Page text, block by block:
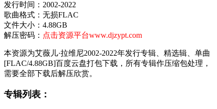
发行时间：2002-2022
歌曲格式：无损FLAC
文件大小：4.88GB
解压密码： 点击资源平台www.djzypt.com
本资源为艾薇儿·拉维尼2002-2022年发行专辑、精选辑、单曲
[FLAC/4.88GB]百度云盘打包下载，所有专辑作压缩包处理，
需要全部下载后解压欣赏。
专辑列表：